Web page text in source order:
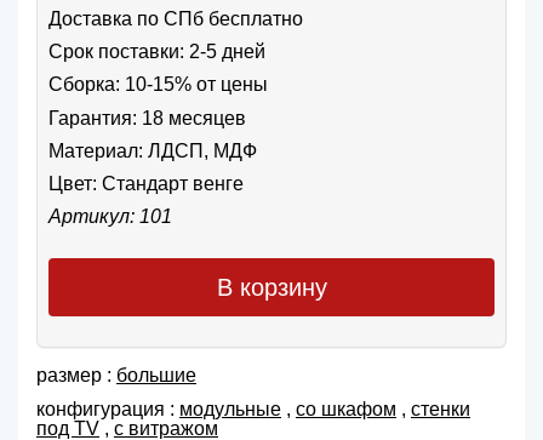
Доставка по СПб бесплатно
Срок поставки: 2-5 дней
Сборка: 10-15% от цены
Гарантия: 18 месяцев
Материал: ЛДСП, МДФ
Цвет: Стандарт венге
Артикул: 101
В корзину
размер : большие
конфигурация : модульные , со шкафом , cтенки
под TV , с витражом